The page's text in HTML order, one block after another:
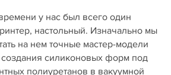
у нас был всего один
настольный. Изначально мы
на нем точные мастер-модели
силиконовых форм под
полиуретанов в вакуумной